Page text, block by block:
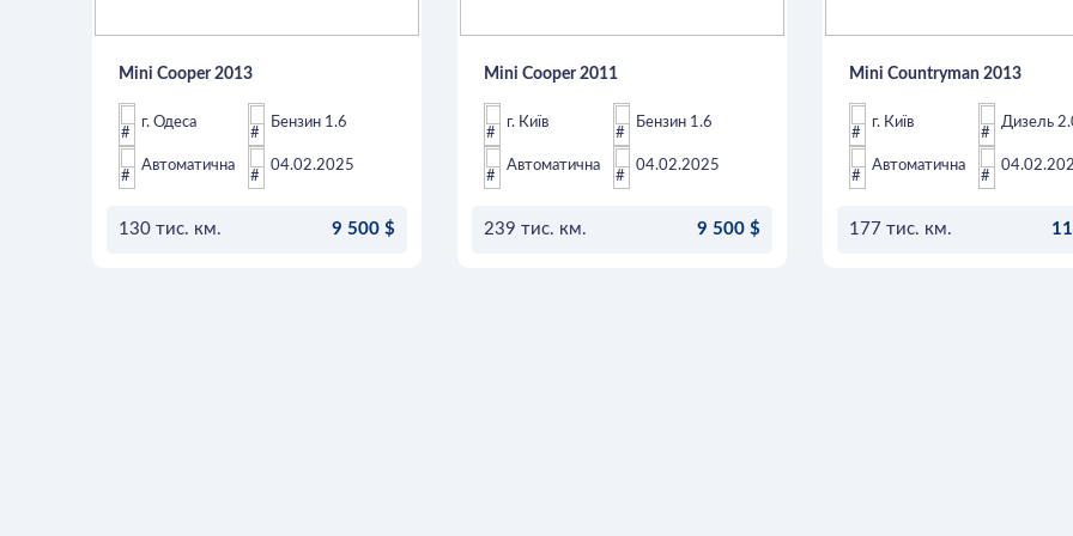
Mini Cooper 2013
г. Одеса Бензин 1.6
Автоматична 04.02.2025
130 тис. км. 9 500 $
Mini Cooper 2011
г. Київ Бензин 1.6
Автоматична 04.02.2025
239 тис. км. 9 500 $
Mini Countryman 2013
г. Київ Дизель
Автоматична
177 тис. км.